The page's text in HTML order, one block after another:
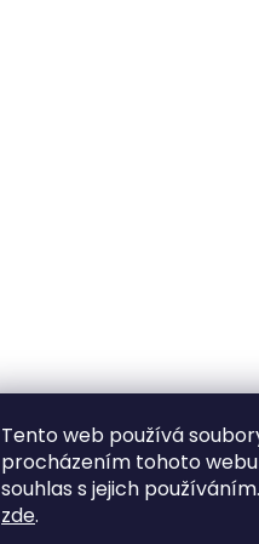
Tento web používá
procházením tohoto
souhlas s jejich
zde.